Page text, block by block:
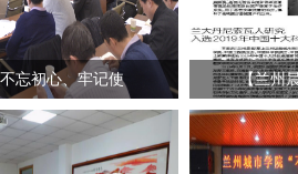
忘初心、牢记使 【兰州